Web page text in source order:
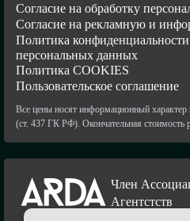
Согласие на обработку
Согласие на рекламную и
Политика
персональных данных
Политика COOKIES
Пользовательское соглашение
Все цены носят информационный
(ст. 437 ГК РФ). Окончательная стоимость
Член
Агентстств